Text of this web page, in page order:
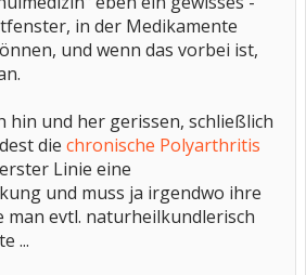
in der Medikamente
und wenn das vorbei ist,
hin und her gerissen, schließlich
die chronische Polyarthritis
Linie eine
und muss ja irgendwo ihre
man evtl. naturheilkundlerisch
...